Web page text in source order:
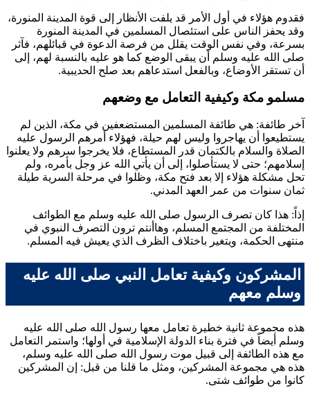
فقدوم هؤلاء في أول الأمر قد يلفت الأنظار إلى قوة المدينة المنورة،
وقد يحفز الناس على استئصال المسلمين في المدينة المنورة
بسرعة، وفي نفس الوقت يقلل من فرصة الدعوة في قبائلهم، فآثر
صلى الله عليه وسلم أن يبقى الوضع كما هو عليه بالنسبة لهم، إلى
أن تستقر الأوضاع، وبالفعل استدعاهم بعد صلح الحديبية.
مسلمو مكة وكيفية التعامل مع وضعهم
آخر طائفة: هي طائفة المسلمين المستضعفين في مكة، الذين لم
يستطيعوا أن يهاجروا وليس لهم حيلة، فهؤلاء أمرهم الرسول عليه
الصلاة والسلام بالكتمان قدر المستطاع، فلا يخرجوا سرهم ولا يعلنوا
إسلامهم؛ حتى لا يستأصلوا، إلى أن يأتي الله عز وجل بأمره، ولم
تحل مشكلة هؤلاء إلا بعد فتح مكة، وظلوا في مرحلة السرية طيلة
ثمان سنوات من عمر العهد المدني.
إذاً: هذا كان تصرف الرسول صلى الله عليه وسلم مع الطوائف
المختلفة من المجتمع المسلم، وهاأنتم ترون التصرف النبوي في
منتهى الحكمة، ويتغير باختلاف الظرف الذي يعيش فيه المسلم.
المشركون وكيفية تعامل النبي صلى الله عليه
وسلم معهم
هذه مجموعة ثانية خطيرة تعامل معها رسول الله صلى الله عليه
وسلم أيضاً في فترة بناء الدولة الإسلامية في أولها؛ واستمر التعامل
مع هذه الطائفة إلى قبيل موت رسول الله صلى الله عليه وسلم،
هذه هي مجموعة المشركين، ومثل ما قلنا من قبل: إن المشركين
كانوا من طوائف شتى.